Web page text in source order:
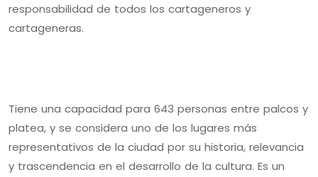
responsabilidad de todos los cartageneros y
cartageneras.
Tiene una capacidad para 643 personas entre palcos y
platea, y se considera uno de los lugares más
representativos de la ciudad por su historia, relevancia
y trascendencia en el desarrollo de la cultura. Es un